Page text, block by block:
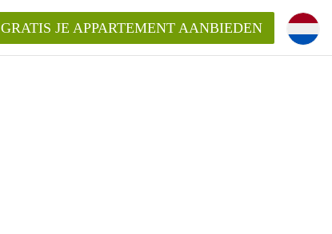
GRATIS JE APPARTEMENT AANBIEDEN